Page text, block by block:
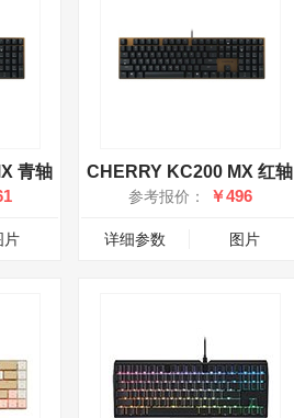
青轴
片
CHERRY KC200 MX 红轴
参考报价： ￥496
详细参数 图片